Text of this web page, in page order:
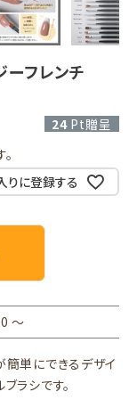
フレンチ
24 Pt贈呈
りに登録する
〜
簡単にできるデザイ
ラシです。